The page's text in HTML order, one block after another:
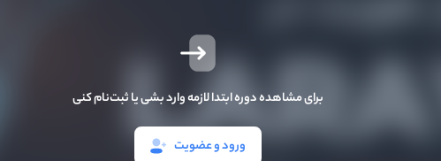
برای مشاهده دوره ابتدا لازمه وارد بشی یا ثبت‌نام کنی
ورود و عضویت